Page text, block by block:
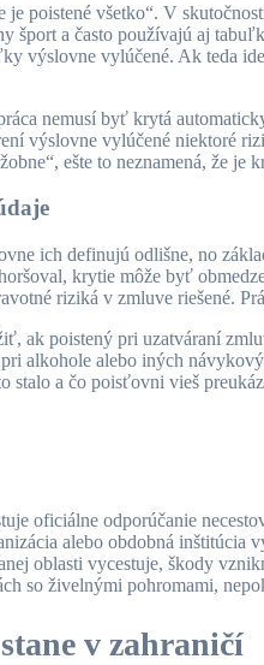
je poistené všetko“. V
šport a často používajú aj
výslovne vylúčené. Ak teda
nemusí byť krytá
výslovne vylúčené niektoré
ešte to neznamená, že
ich definujú odlišne, no
krytie môže byť
riziká v zmluve riešené.
ak poistený pri uzatváraní
alkohole alebo iných
stalo a čo poisťovni vieš
oficiálne odporúčanie
alebo obdobná
oblasti vycestuje, škody
so živelnými pohromami,
v zahraničí